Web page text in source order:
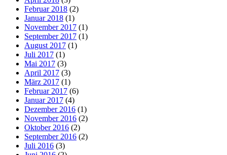
Februar 2018 (2)
Januar 2018 (1)
November 2017 (1)
September 2017 (1)
August 2017 (1)
Juli 2017 (1)
Mai 2017 (3)
April 2017 (3)
März 2017 (1)
Februar 2017 (6)
Januar 2017 (4)
Dezember 2016 (1)
November 2016 (2)
Oktober 2016 (2)
September 2016 (2)
Juli 2016 (3)